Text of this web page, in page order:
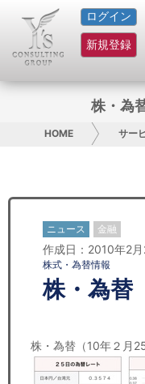
ログイン
新規登録
HOME
サービス紹介
グループ概要
日本人にPR
コンサルティング
セミナー
株・為
HOME サー
ニュース 金融
作成日：2010年2
株式・為替情報
株・為替
株・為替（10年２月25